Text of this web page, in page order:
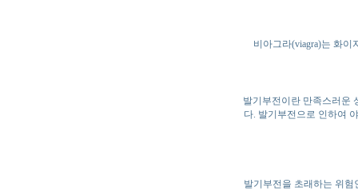
비아그라(viagra)는 화
발기부전이란 만족스러운
다. 발기부전으로 인하여
발기부전을 초래하는 위